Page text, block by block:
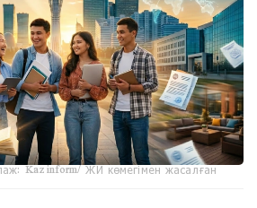
Kazinform/ ЖИ көмегімен жасалған